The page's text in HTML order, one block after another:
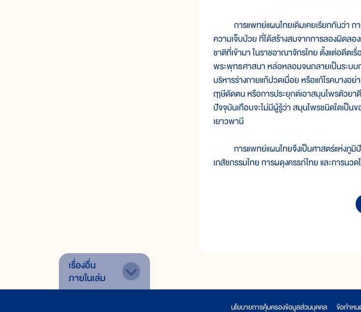
การแพทย์แผนไทยเดิมเคยเรียกกันว่า ก
ความเจ็บป่วย ที่ได้สร้างสมจากการลองผิดล
ชาติที่เข้ามา ในราชอาณาจักรไทย ตั้งแต่อดีต
พระพุทธศาสนา หล่อหลอมจนกลายเป็นระบบ
บริหารร่างกายแก้ปวดเมื่อย หรือแก้โรคบางอ
ฤๅษีดัดตน หรือการประยุกต์เอาสมุนไพรตัวยา
ปัจจุบันเกือบจะไม่มีผู้รู้ว่า สมุนไพรชนิดใดเป็นข
เยาวพานี
การแพทย์แผนไทยจึงเป็นศาสตร์แห่งภูมิปั
เภสัชกรรมไทย การผดุงครรภ์ไทย และการนวด
เรื่องอื่น
ภายในเล่ม
นโยบายการคุ้มครองข้อมูลส่วนบุคคล ข้อกำหน